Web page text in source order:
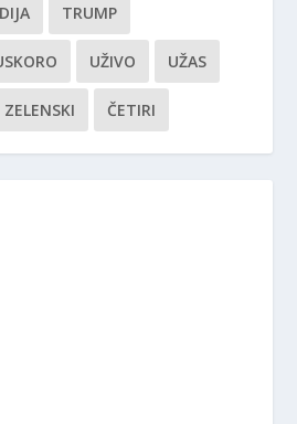
TRUMP
UŽIVO UŽAS
ZELENSKI ČETIRI